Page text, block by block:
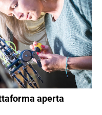
aperta